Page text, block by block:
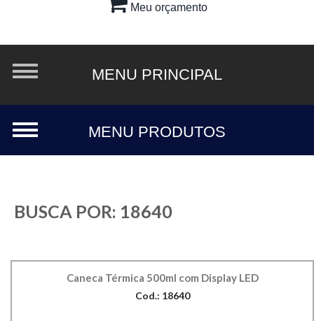
Meu orçamento
BUSCA POR: 18640
Caneca Térmica 500ml com Display LED
Cod.: 18640